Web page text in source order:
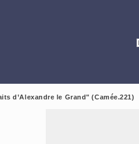
d’Alexandre le Grand" (Camée.221)